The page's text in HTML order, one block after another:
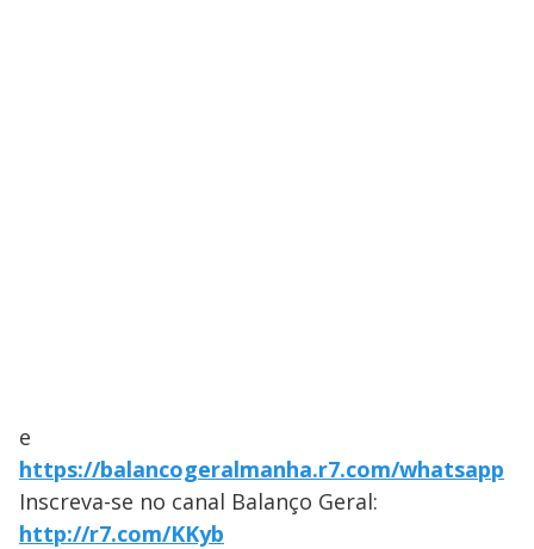
e
https://balancogeralmanha.r7.com/whatsapp
Inscreva-se no canal Balanço Geral:
http://r7.com/KKyb